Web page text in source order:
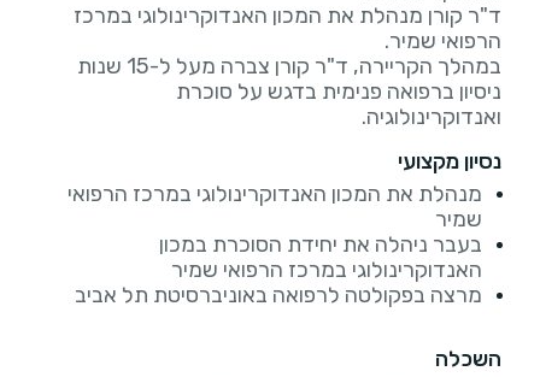
ד"ר קורן מנהלת את המכון האנדוקרינולוגי במרכז
במהלך הקריירה, ד"ר קורן צברה מעל ל-15 שנות
ניסיון ברפואה פנימית בדגש על סוכרת
ואנדוקרינולוגיה.
נסיון מקצועי
מנהלת את המכון האנדוקרינולוגי במרכז הרפואי
שמיר
בעבר ניהלה את יחידת הסוכרת במכון
האנדוקרינולוגי במרכז הרפואי שמיר
מרצה בפקולטה לרפואה באוניברסיטת תל אביב
השכלה